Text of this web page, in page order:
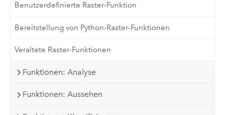
Benutzerdefinierte Raster-Funktion
Bereitstellung von Python-Raster-Funktionen
Veraltete Raster-Funktionen
Funktionen: Analyse
Funktionen: Aussehen